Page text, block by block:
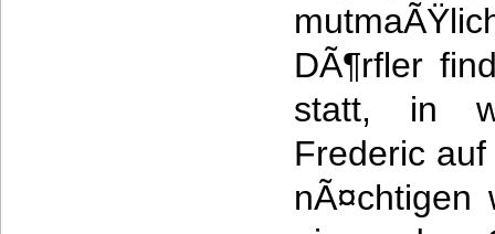
DÃ¶rfler
statt, in
Frederic
nÃ¤chtigen